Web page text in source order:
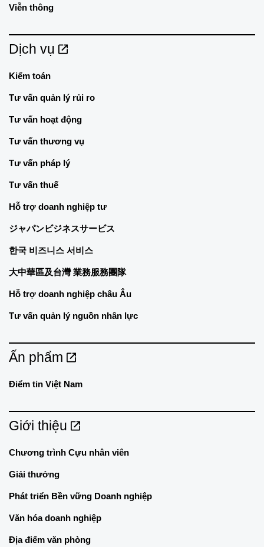
Viễn thông
Dịch vụ
Kiểm toán
Tư vấn quản lý rủi ro
Tư vấn hoạt động
Tư vấn thương vụ
Tư vấn pháp lý
Tư vấn thuế
Hỗ trợ doanh nghiệp tư
ジャパンビジネスサービス
한국 비즈니스 서비스
大中華區及台灣 業務服務團隊
Hỗ trợ doanh nghiệp châu Âu
Tư vấn quản lý nguồn nhân lực
Ấn phẩm
Điểm tin Việt Nam
Giới thiệu
Chương trình Cựu nhân viên
Giải thưởng
Phát triển Bền vững Doanh nghiệp
Văn hóa doanh nghiệp
Địa điểm văn phòng